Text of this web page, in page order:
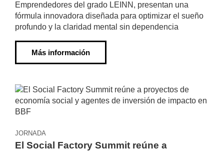
Emprendedores del grado LEINN, presentan una
fórmula innovadora diseñada para optimizar el sueño
profundo y la claridad mental sin dependencia
Más información
JORNADA
El Social Factory Summit reúne a